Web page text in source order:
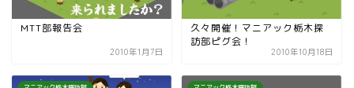
MTT部報告会
2010年1月7日
久々開催！マニアック栃木探
訪部ピグ会！
2010年10月18日